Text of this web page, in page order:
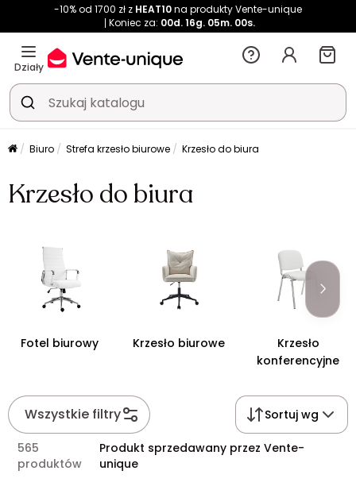
-10% od 1700 zł z HEAT10na produkty Vente-unique
Koniec za: 00d. 16g. 04m. 59s.
Działy
Biuro Strefa krzesło biurowe Krzesło do biura
Krzesło do biura
Fotel biurowy Krzesło biurowe
Krzesło
konferencyjne
Wszystkie filtry Sortuj wg
565
produktów
Produkt sprzedawany przez Vente-
unique